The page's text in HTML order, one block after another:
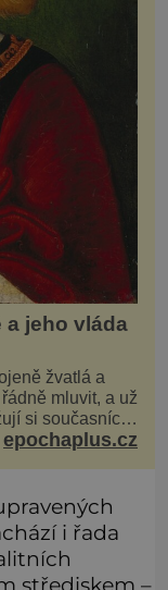
jeho vláda
žvatlá a
mluvit, a už
si současníci,
princ se dnes
epochaplus.cz
i řada